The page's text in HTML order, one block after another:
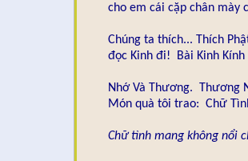
cho em cái cặp chân mày
Chúng ta thích... Thích
đọc Kinh đi! Bài Kinh
Nhớ Và Thương. Thương
Món quà tôi trao: Chữ
Chữ tình mang không nổi